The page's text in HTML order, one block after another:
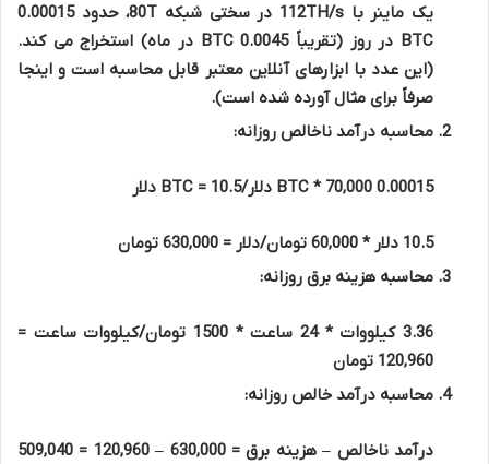
یک ماینر با 112TH/s در سختی شبکه 80T، حدود 0.00015
BTC در روز (تقریباً 0.0045 BTC در ماه) استخراج می کند.
(این عدد با ابزارهای آنلاین معتبر قابل محاسبه است و اینجا
صرفاً برای مثال آورده شده است).
محاسبه درآمد ناخالص روزانه:
0.00015 BTC * 70,000 دلار/BTC = 10.5 دلار
10.5 دلار * 60,000 تومان/دلار = 630,000 تومان
محاسبه هزینه برق روزانه:
3.36 کیلووات * 24 ساعت * 1500 تومان/کیلووات ساعت =
120,960 تومان
محاسبه درآمد خالص روزانه:
درآمد ناخالص – هزینه برق = 630,000 – 120,960 = 509,040